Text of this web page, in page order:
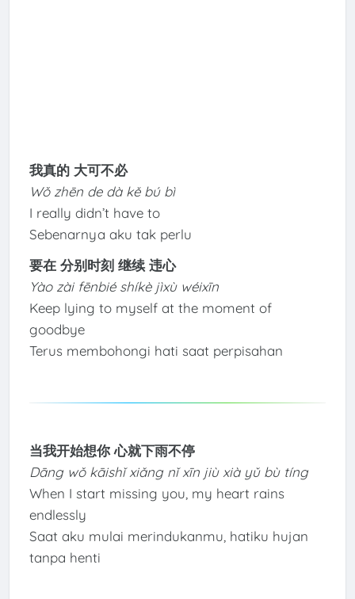
我真的 大可不必
Wǒ zhēn de dà kě bú bì
I really didn’t have to
Sebenarnya aku tak perlu
要在 分别时刻 继续 违心
Yào zài fēnbié shíkè jìxù wéixīn
Keep lying to myself at the moment of
goodbye
Terus membohongi hati saat perpisahan
当我开始想你 心就下雨不停
Dāng wǒ kāishǐ xiǎng nǐ xīn jiù xià yǔ bù tíng
When I start missing you, my heart rains
endlessly
Saat aku mulai merindukanmu, hatiku hujan
tanpa henti